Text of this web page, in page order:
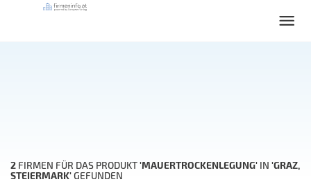
2 FIRMEN FÜR DAS PRODUKT'MAUERTROCKENLEGUNG' IN 'GRAZ,
STEIERMARK'GEFUNDEN